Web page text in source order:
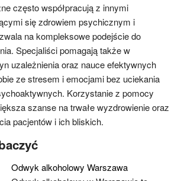
często współpracują z innymi
się zdrowiem psychicznym i
na kompleksowe podejście do
Specjaliści pomagają także w
uzależnienia oraz nauce efektywnych
ze stresem i emocjami bez uciekania
Korzystanie z pomocy
szanse na trwałe wyzdrowienie oraz
pacjentów i ich bliskich.
Odwyk alkoholowy Warszawa